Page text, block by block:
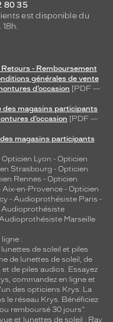
80 35
est disponible du
- Remboursement
générales de vente
d’occasion [PDF —
des magasins participants
d’occasion [PDF —
magasins participants
Opticien Lyon - Opticien
Strasbourg - Opticien
Rennes - Opticien
Aix-en-Provence - Opticien
- Audioprothésiste Paris -
Audioprothésiste
Marseille
:
lunettes de soleil et piles
de lunettes de soleil, de
, et de piles audios. Essayez
commandez en ligne et
des opticiens Krys. La
le réseau Krys. Bénéficiez
remboursé 30 jours".
et lunettes de soleil : Ray